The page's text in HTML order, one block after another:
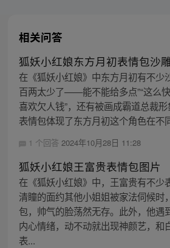
相关问答
狐妖小红娘东方月初表情包沙
在《狐妖小红娘》中东方月初有不少
百两太少了——能不能给多点”“这么
喜欢欠人钱”，还有被画成霸道总裁
表情包体现了东方月初这个角色在不
1 个回答 2024年10月28日 11:28
狐妖小红娘王富贵表情包图片
在《狐妖小红娘》中，王富贵有不少
清瞳的面约其他小姐姐被家法伺候时
包，帅气的脸荡然无存。此外，他遇
内心情绪，动不动就出现神颜艺，和
表...